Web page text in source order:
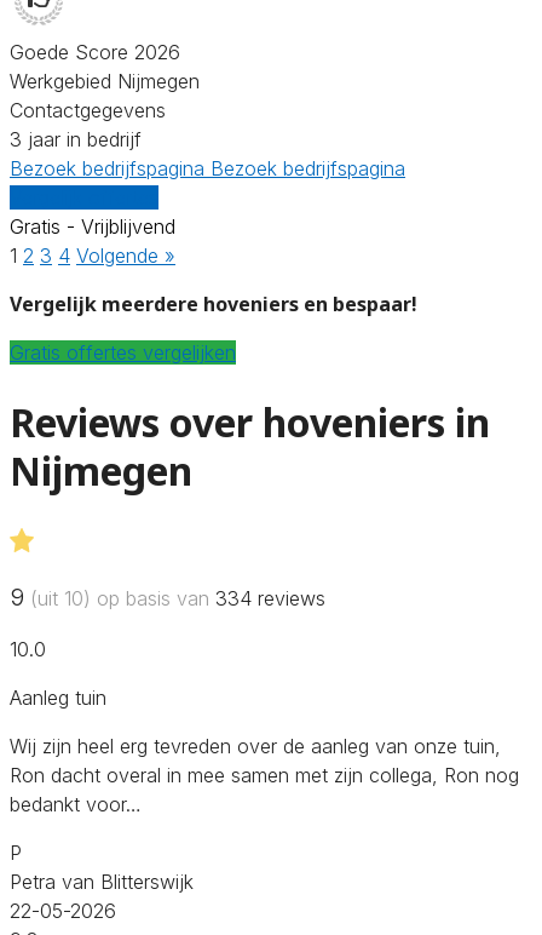
Goede Score 2026
Werkgebied Nijmegen
Contactgegevens
3 jaar in bedrijf
Bezoek bedrijfspagina Bezoek bedrijfspagina
Gratis - Vrijblijvend
1 2 3 4 Volgende »
Vergelijk meerdere hoveniers en bespaar!
Gratis offertes vergelijken
Reviews over hoveniers in
Nijmegen
9 (uit 10) op basis van 334 reviews
10.0
Aanleg tuin
Wij zijn heel erg tevreden over de aanleg van onze tuin,
Ron dacht overal in mee samen met zijn collega, Ron nog
bedankt voor…
P
Petra van Blitterswijk
22-05-2026